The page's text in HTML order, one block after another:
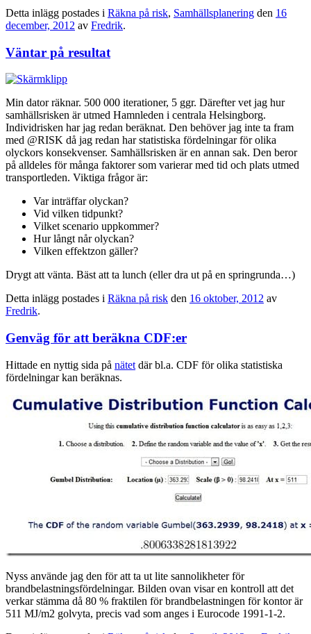
Detta inlägg postades i Räkna på risk, Samhällsplanering den 16
december, 2012 av Fredrik.
Väntar på resultat
Min dator räknar. 500 000 iterationer, 5 ggr. Därefter vet jag hur
samhällsrisken är utmed Hamnleden i centrala Helsingborg.
Individrisken har jag redan beräknat. Den behöver jag inte ta fram
med @RISK då jag redan har statistiska fördelningar för olika
olyckors konsekvenser. Samhällsrisken är en annan sak. Den beror
på alldeles för många faktorer som varierar med tid och plats utmed
transportleden. Viktiga frågor är:
Var inträffar olyckan?
Vid vilken tidpunkt?
Vilket scenario uppkommer?
Hur långt når olyckan?
Vilken effektzon gäller?
Drygt att vänta. Bäst att ta lunch (eller dra ut på en springrunda…)
Detta inlägg postades i Räkna på risk den 16 oktober, 2012 av
Fredrik.
Genväg för att beräkna CDF:er
Hittade en nyttig sida på nätet där bl.a. CDF för olika statistiska
fördelningar kan beräknas.
Nyss använde jag den för att ta ut lite sannolikheter för
brandbelastningsfördelningar. Bilden ovan visar en kontroll att det
verkar stämma då 80 % fraktilen för brandbelastningen för kontor är
511 MJ/m2 golvyta, precis vad som anges i Eurocode 1991-1-2.